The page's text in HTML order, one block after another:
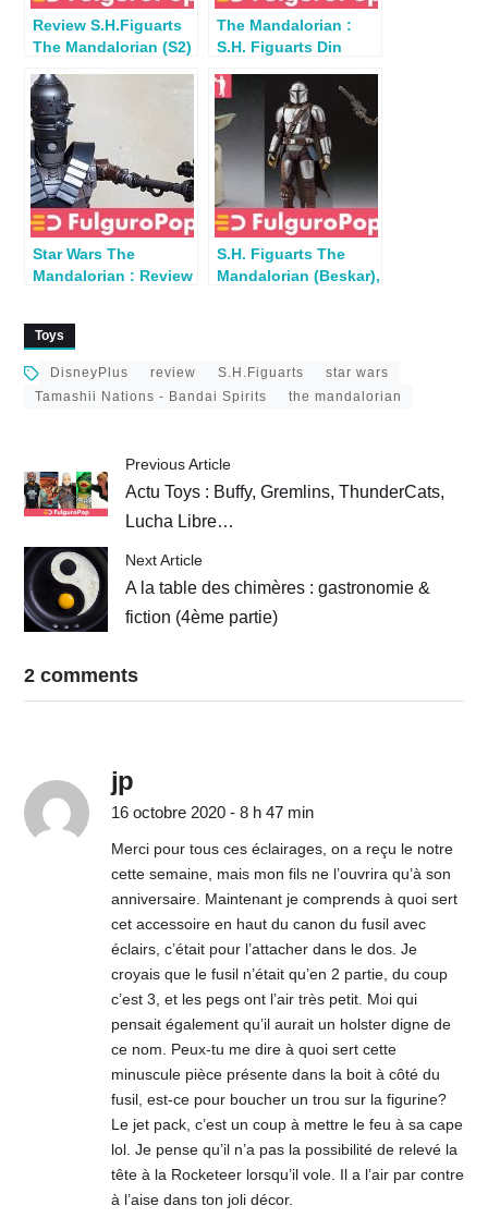
Review S.H.Figuarts
The Mandalorian (S2)
Stan.sadventures99
The Mandalorian :
S.H. Figuarts Din
Boba Fett
Star Wars The
Mandalorian : Review
S.H. Figuarts The
Mandalorian (Beskar),
Toys
DisneyPlus review S.H.Figuarts
star wars
Tamashii Nations - Bandai Spirits
the mandalorian
Previous Article
Actu Toys : Buffy, Gremlins, ThunderCats,
Lucha Libre…
Next Article
A la table des chimères : gastronomie &
fiction (4ème partie)
2 comments
jp
16 octobre 2020 - 8 h 47 min
Merci pour tous ces éclairages, on a reçu le notre
cette semaine, mais mon fils ne l’ouvrira qu’à son
anniversaire. Maintenant je comprends à quoi sert
cet accessoire en haut du canon du fusil avec
éclairs, c’était pour l’attacher dans le dos. Je
croyais que le fusil n’était qu’en 2 partie, du coup
c’est 3, et les pegs ont l’air très petit. Moi qui
pensait également qu’il aurait un holster digne de
ce nom. Peux-tu me dire à quoi sert cette
minuscule pièce présente dans la boit à côté du
fusil, est-ce pour boucher un trou sur la figurine?
Le jet pack, c’est un coup à mettre le feu à sa cape
lol. Je pense qu’il n’a pas la possibilité de relevé la
tête à la Rocketeer lorsqu’il vole. Il a l’air par contre
à l’aise dans ton joli décor.